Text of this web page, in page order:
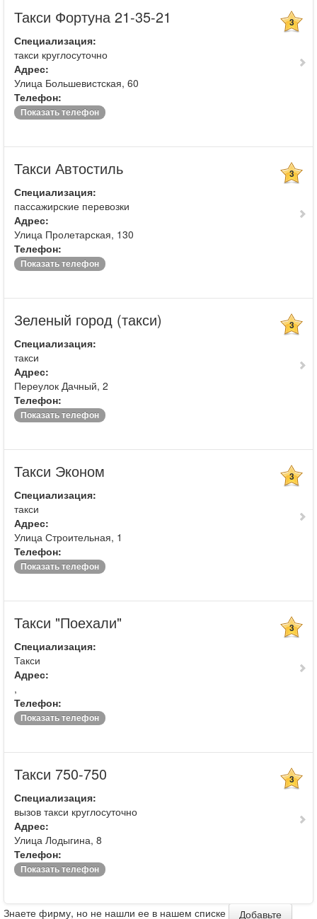
Такси Фортуна 21-35-21 3
Специализация:
такси круглосуточно
Адрес:
Улица Большевистская, 60
Телефон:
Показать телефон
Такси Автостиль 3
Специализация:
пассажирские перевозки
Адрес:
Улица Пролетарская, 130
Телефон:
Показать телефон
Зеленый город (такси) 3
Специализация:
такси
Адрес:
Переулок Дачный, 2
Телефон:
Показать телефон
Такси Эконом 3
Специализация:
такси
Адрес:
Улица Строительная, 1
Телефон:
Показать телефон
Такси "Поехали" 3
Специализация:
Такси
Адрес:
,
Телефон:
Показать телефон
Такси 750-750 3
Специализация:
вызов такси круглосуточно
Адрес:
Улица Лодыгина, 8
Телефон:
Показать телефон
Знаете фирму, но не нашли ее в нашем списке Добавьте